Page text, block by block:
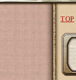
TOP